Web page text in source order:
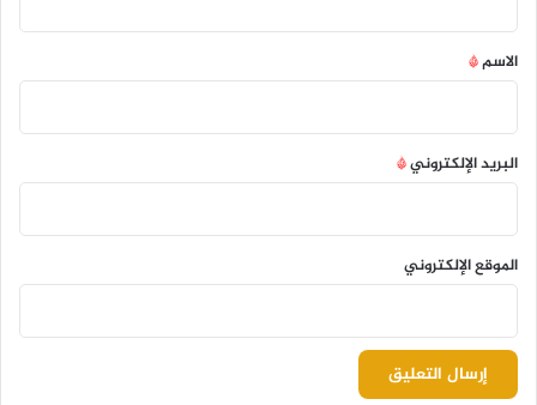
*
الاسم*
البريد الإلكتروني*
الموقع الإلكتروني